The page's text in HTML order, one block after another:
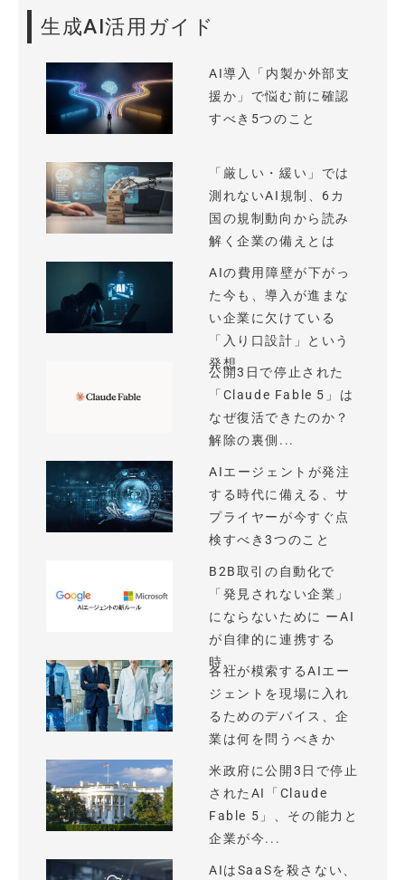
生成AI活用ガイド
AI導入「内製か外部支
援か」で悩む前に確認
すべき5つのこと
「厳しい・緩い」では
測れないAI規制、6カ
国の規制動向から読み
解く企業の備えとは
AIの費用障壁が下がっ
た今も、導入が進まな
い企業に欠けている
「入り口設計」という
発想
公開3日で停止された
「Claude Fable 5」は
なぜ復活できたのか？
解除の裏側...
AIエージェントが発注
する時代に備える、サ
プライヤーが今すぐ点
検すべき3つのこと
B2B取引の自動化で
「発見されない企業」
にならないために ーAI
が自律的に連携する
時...
各社が模索するAIエー
ジェントを現場に入れ
るためのデバイス、企
業は何を問うべきか
米政府に公開3日で停止
されたAI「Claude
Fable 5」、その能力と
企業が今...
AIはSaaSを殺さない、